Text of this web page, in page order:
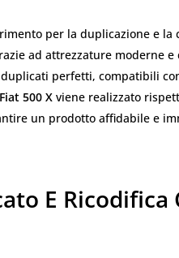
per la duplicazione e la
ad attrezzature moderne e
perfetti, compatibili
500 X viene realizzato
un prodotto affidabile e
E Ricodifica